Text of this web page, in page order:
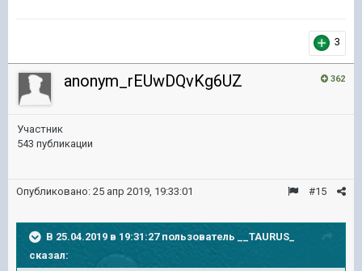
3
362
anonym_rEUwDQvKg6UZ
Участник
543 публикации
#15
Опубликовано: 25 апр 2019, 19:33:01
В 25.04.2019 в 19:31:27 пользователь
__TAURUS_
сказал: